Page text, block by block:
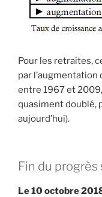
Pour les retraites,
par
entre 1967 et
quasiment doublé,
aujourd’hui).
Fin du progrès
Le 10 octobre